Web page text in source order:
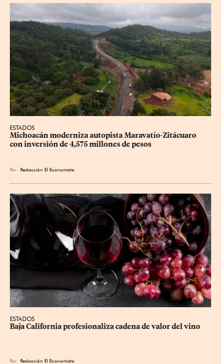
ESTADOS
Michoacán moderniza autopista Maravatío-Zitácuaro
con inversión de 4,575 millones de pesos
Por Redacción El Economista
ESTADOS
Baja California profesionaliza cadena de valor del vino
Por Redacción El Economista